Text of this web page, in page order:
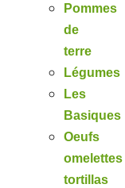
Pommes
de
terre
Légumes
Les
Basiques
Oeufs
omelettes
tortillas